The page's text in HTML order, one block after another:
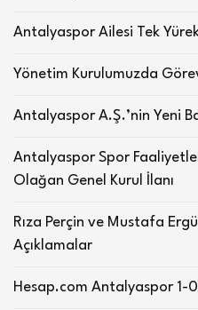
Antalyaspor Ailesi Tek
Yönetim Kurulumuzda
Antalyaspor A.Ş.’nin Yeni
Antalyaspor Spor
Olağan Genel Kurul İlanı
Rıza Perçin ve Mustafa
Açıklamalar
Hesap.com Antalyaspor 1-